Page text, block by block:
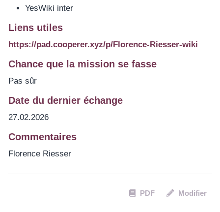
YesWiki inter
Liens utiles
https://pad.cooperer.xyz/p/Florence-Riesser-wiki
Chance que la mission se fasse
Pas sûr
Date du dernier échange
27.02.2026
Commentaires
Florence Riesser
PDF Modifier